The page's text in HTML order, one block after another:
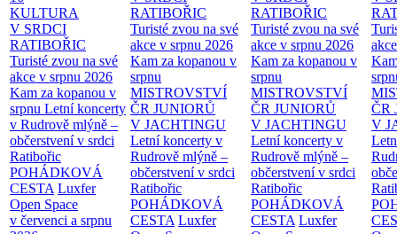
KULTURA
V SRDCI
RATIBOŘIC
Turisté zvou na své
akce v srpnu 2026
Kam za kopanou v
srpnu Letní koncerty
v Rudrově mlýně –
občerstvení v srdci
Ratibořic
POHÁDKOVÁ
CESTA Luxfer
Open Space
v červenci a srpnu
RATIBOŘIC
Turisté zvou na své
akce v srpnu 2026
Kam za kopanou v
srpnu
MISTROVSTVÍ
ČR JUNIORŮ
V JACHTINGU
Letní koncerty v
Rudrově mlýně –
občerstvení v srdci
Ratibořic
POHÁDKOVÁ
CESTA Luxfer
RATIBOŘIC
Turisté zvou na své
akce v srpnu 2026
Kam za kopanou v
srpnu
MISTROVSTVÍ
ČR JUNIORŮ
V JACHTINGU
Letní koncerty v
Rudrově mlýně –
občerstvení v srdci
Ratibořic
POHÁDKOVÁ
CESTA Luxfer
ČR
V